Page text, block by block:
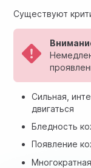
Существуют
Сильная,
двигаться
Бледность
Появление